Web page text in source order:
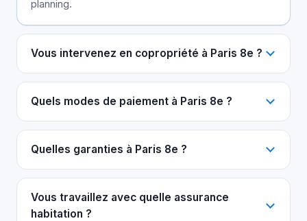
planning.
Vous intervenez en copropriété à Paris 8e ?
Quels modes de paiement à Paris 8e ?
Quelles garanties à Paris 8e ?
Vous travaillez avec quelle assurance
habitation ?